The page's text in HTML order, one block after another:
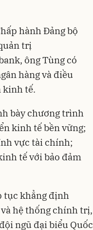
hành Đảng bộ
trị
ông Tùng có
hàng và điều
kinh tế.
bày chương trình
kinh tế bền vững;
vực tài chính;
tế với bảo đảm
tục khẳng định
hệ thống chính trị,
ngũ đại biểu Quốc